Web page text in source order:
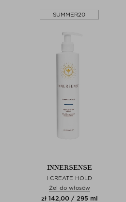
SUMMER20
INNERSENSE
I CREATE HOLD
Żel do włosów
zł 142,00 / 295 ml